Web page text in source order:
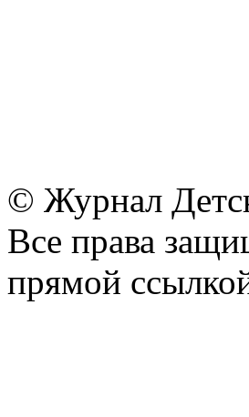
© Журнал
Все права
прямой